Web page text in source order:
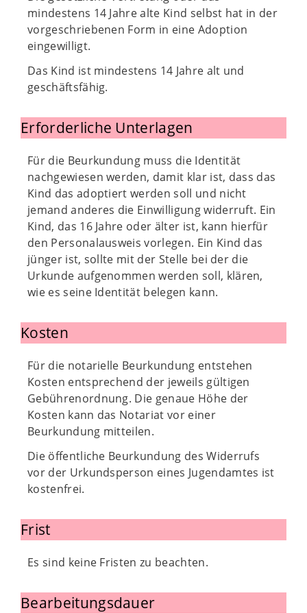
mindestens 14 Jahre alte Kind selbst hat in der
vorgeschriebenen Form in eine Adoption
eingewilligt.
Das Kind ist mindestens 14 Jahre alt und
geschäftsfähig.
Erforderliche Unterlagen
Für die Beurkundung muss die Identität
nachgewiesen werden, damit klar ist, dass das
Kind das adoptiert werden soll und nicht
jemand anderes die Einwilligung widerruft. Ein
Kind, das 16 Jahre oder älter ist, kann hierfür
den Personalausweis vorlegen. Ein Kind das
jünger ist, sollte mit der Stelle bei der die
Urkunde aufgenommen werden soll, klären,
wie es seine Identität belegen kann.
Kosten
Für die notarielle Beurkundung entstehen
Kosten entsprechend der jeweils gültigen
Gebührenordnung. Die genaue Höhe der
Kosten kann das Notariat vor einer
Beurkundung mitteilen.
Die öffentliche Beurkundung des Widerrufs
vor der Urkundsperson eines Jugendamtes ist
kostenfrei.
Frist
Es sind keine Fristen zu beachten.
Bearbeitungsdauer